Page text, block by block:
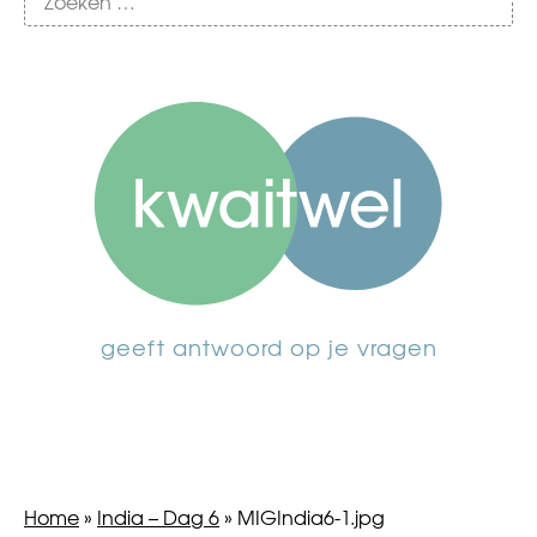
geeft antwoord op je vragen
Home» India – Dag 6» MIGIndia6-1.jpg